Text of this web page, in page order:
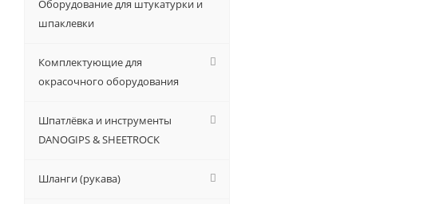
Оборудование для штукатурки и
шпаклевки
Комплектующие для
окрасочного оборудования
Шпатлёвка и инструменты
DANOGIPS & SHEETROCK
Шланги (рукава)